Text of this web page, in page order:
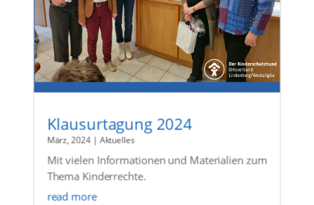
Klausurtagung 2024
März, 2024| Aktuelles
Mit vielen Informationen und Materialien zum
Thema Kinderrechte.
read more